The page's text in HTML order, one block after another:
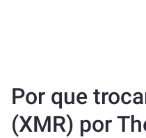
Por que
(XMR) por